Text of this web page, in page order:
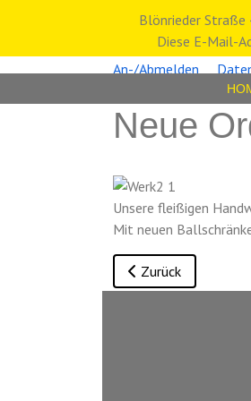
Blönrieder Straße
Diese E-Mail-
An-/Abmelden
Neue
Unsere fleißigen
Mit neuen
Vorheriger Beitrag:
Zurück